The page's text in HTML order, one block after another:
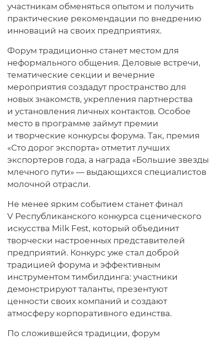
участникам обменяться опытом и получить
практические рекомендации по внедрению
инноваций на своих предприятиях.
Форум традиционно станет местом для
неформального общения. Деловые встречи,
тематические секции и вечерние
мероприятия создадут пространство для
новых знакомств, укрепления партнерства
и установления личных контактов. Особое
место в программе займут премии
и творческие конкурсы форума. Так, премия
«Сто дорог экспорта» отметит лучших
экспортеров года, а награда «Большие звезды
млечного пути» — выдающихся специалистов
молочной отрасли.
Не менее ярким событием станет финал
V Республиканского конкурса сценического
искусства Milk Fest, который объединит
творчески настроенных представителей
предприятий. Конкурс уже стал доброй
традицией форума и эффективным
инструментом тимбилдинга: участники
демонстрируют таланты, презентуют
ценности своих компаний и создают
атмосферу корпоративного единства.
По сложившейся традиции, форум